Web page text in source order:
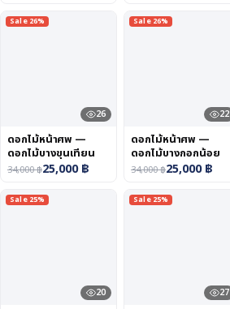
Sale 26%
26
ดอกไม้หน้าศพ —
ดอกไม้บางขุนเทียน
34,000฿25,000฿
Sale 26%
22
ดอกไม้หน้าศพ —
ดอกไม้บางกอกน้อย
34,000฿25,000฿
Sale 25%
20
Sale 25%
27